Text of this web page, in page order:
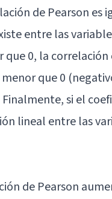
de Pearson es
entre las
0, la correlación
que 0
Finalmente, si el
lineal entre las
de Pearson